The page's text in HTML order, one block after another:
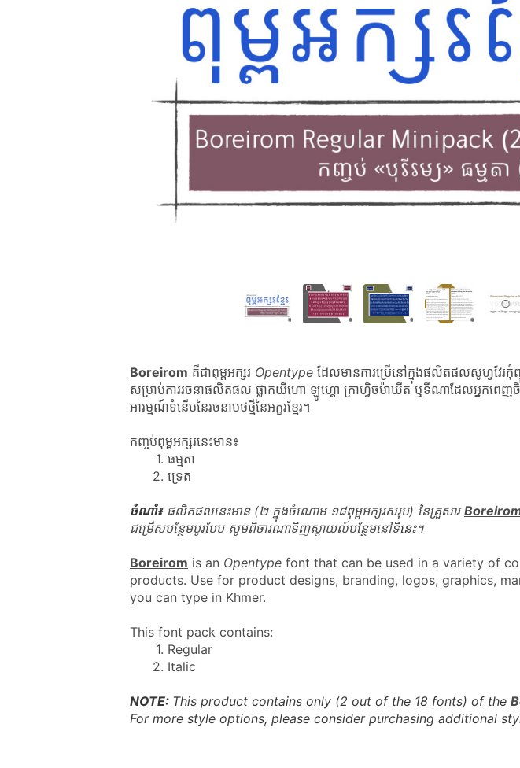
Boreirom គឺជាពុម្ពអក្សរ Opentype ដែលមានការប្រើនៅក្នុងផលិតផលសូហ្វវែរកុំព្
សម្រាប់ការរចនាផលិតផល ផ្លាកយីហោ ឡូហ្គោ ក្រាហ្វិចម៉ាឃីត ឬទីណាដែលអ្នកពេញចិត្
អារម្មណ៍ទំនើបនៃរចនាបថថ្មីនៃអក្ខរខ្មែរ។
កញ្ចប់ពុម្ពអក្សរនេះមាន៖
ធម្មតា
ទ្រេត
ចំណាំ៖ ផលិតផលនេះមាន (២ ក្នុងចំណោម ១៨ពុម្ពអក្សរសរុប) នៃគ្រួសារ
ជម្រើសបន្ថែមបូរបែប សូមពិចារណាទិញស្តាយល៍បន្ថែមនៅទីនេះ។
Boreirom is an Opentype font that can be used in a variety of
products. Use for product designs, branding, logos, graphics,
you can type in Khmer.
This font pack contains:
Regular
Italic
NOTE: This product contains only (2 out of the 18 fonts) of the
For more style options, please consider purchasing additional